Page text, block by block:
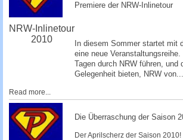
NRW-Inlinetour
2010
Premiere der NRW-Inlinetour
In diesem Sommer startet mit
eine neue
Tagen durch NRW führen, und
Gelegenheit bieten, NRW von...
Read more...
Die Überraschung der Saison
Der Aprilscherz der Saison 2010!